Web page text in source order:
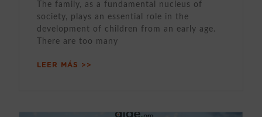
The family, as a fundamental nucleus of
society, plays an essential role in the
development of children from an early age.
There are too many
LEER MÁS >>